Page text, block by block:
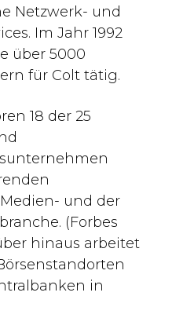
Netzwerk- und
Im Jahr 1992
über 5000
für Colt tätig.
18 der 25
und der
(Forbes
hinaus arbeitet
in